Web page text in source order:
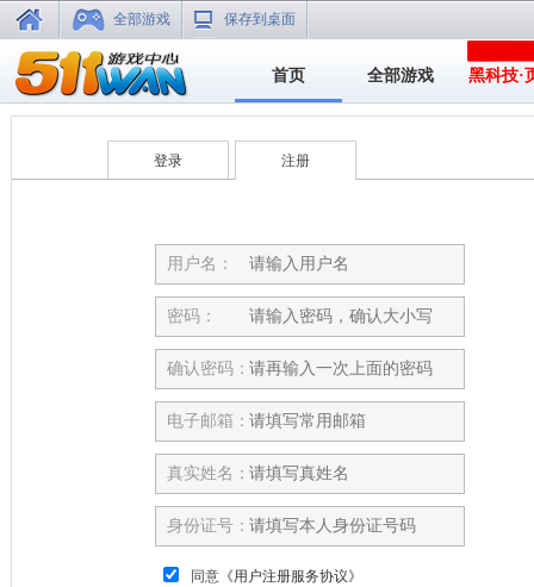
全部游戏 保存到桌面
首页 全部游戏 黑科技·
登录 注册
用户名：
密码：
确认密码：
电子邮箱：
真实姓名：
身份证号：
同意 《用户注册服务协议》